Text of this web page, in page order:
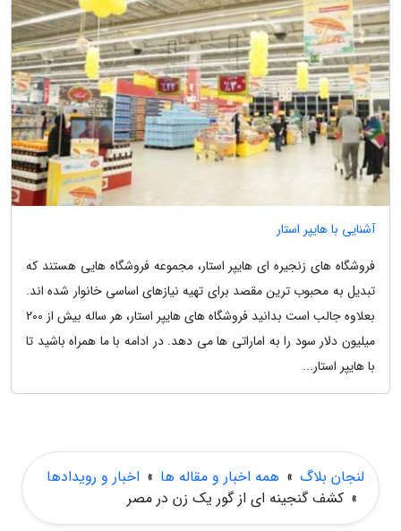
آشنایی با هایپر استار
فروشگاه های زنجیره ای هایپر استار، مجموعه فروشگاه هایی هستند که
تبدیل به محبوب ترین مقصد برای تهیه نیازهای اساسی خانوار شده اند.
بعلاوه جالب است بدانید فروشگاه های هایپر استار، هر ساله بیش از 200
میلیون دلار سود را به اماراتی ها می دهد. در ادامه با ما همراه باشید تا
با هایپر استار...
لنجان بلاگ » همه اخبار و مقاله ها » اخبار و رویدادها
» کشف گنجینه ای از گور یک زن در مصر